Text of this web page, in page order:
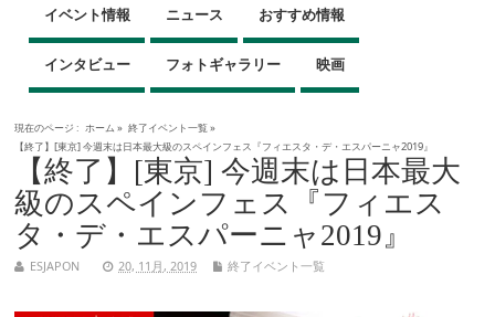
イベント情報 ニュース おすすめ情報
インタビュー フォトギャラリー 映画
現在のページ : ホーム » 終了イベント一覧»
【終了】[東京] 今週末は日本最大級のスペインフェス『フィエスタ・デ・エスパーニャ2019』
【終了】[東京] 今週末は日本最大
級のスペインフェス『フィエス
タ・デ・エスパーニャ2019』
ESJAPON 20, 11月, 2019 終了イベント一覧